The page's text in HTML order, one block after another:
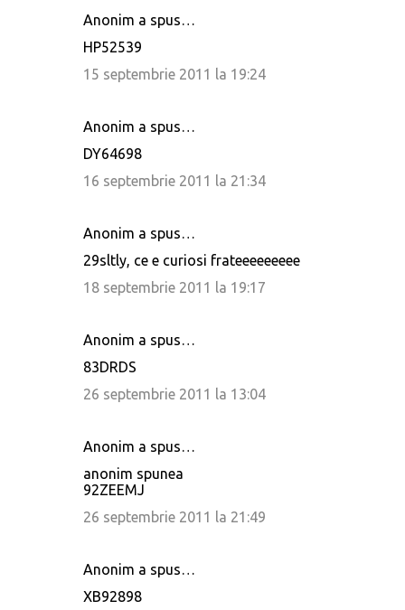
Anonim a spus…
HP52539
15 septembrie 2011 la 19:24
Anonim a spus…
DY64698
16 septembrie 2011 la 21:34
Anonim a spus…
29sltly, ce e curiosi frateeeeeeeee
18 septembrie 2011 la 19:17
Anonim a spus…
83DRDS
26 septembrie 2011 la 13:04
Anonim a spus…
anonim spunea
92ZEEMJ
26 septembrie 2011 la 21:49
Anonim a spus…
XB92898